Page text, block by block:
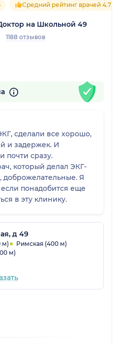
Средний рейтинг врачей 4.7
на Школьной 49
1188 отзывов
сделали все хорошо,
и задержек. И
почти сразу.
который делал ЭКГ-
Я
понадобится еще
в эту клинику.
д 49
м)
Римская (400 м)
м)